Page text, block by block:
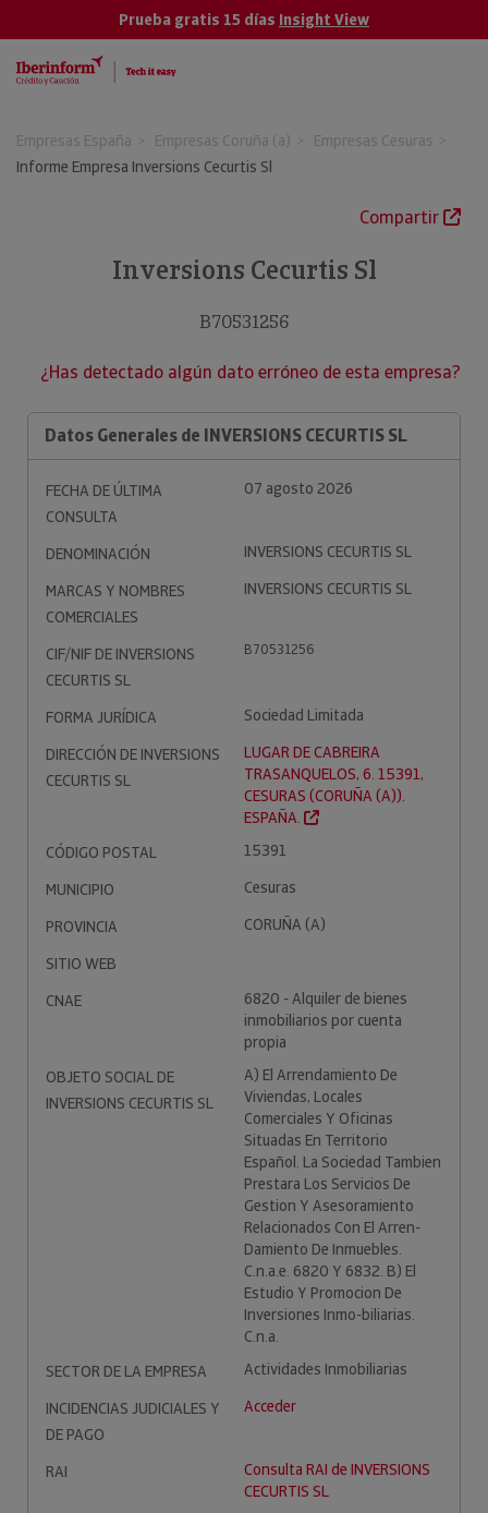
Prueba gratis 15 días Insight View
Empresas España Empresas Coruña (a)
Empresas Cesuras
Informe Empresa Inversions Cecurtis Sl
Compartir
Inversions Cecurtis Sl
B70531256
¿Has detectado algún dato erróneo de esta empresa?
Datos Generales de INVERSIONS CECURTIS SL
FECHA DE ÚLTIMA
CONSULTA
07 agosto 2026
DENOMINACIÓN
INVERSIONS CECURTIS SL
MARCAS Y NOMBRES
COMERCIALES
INVERSIONS CECURTIS SL
CIF/NIF DE INVERSIONS
CECURTIS SL
B70531256
FORMA JURÍDICA
Sociedad Limitada
DIRECCIÓN DE INVERSIONS
CECURTIS SL
LUGAR DE CABREIRA
TRASANQUELOS, 6. 15391,
CESURAS (CORUÑA (A)).
ESPAÑA.
CÓDIGO POSTAL
15391
MUNICIPIO
Cesuras
PROVINCIA
CORUÑA (A)
SITIO WEB
CNAE
6820 - Alquiler de bienes
inmobiliarios por cuenta
propia
OBJETO SOCIAL DE
INVERSIONS CECURTIS SL
A) El Arrendamiento De
Viviendas, Locales
Comerciales Y Oficinas
Situadas En Territorio
Español. La Sociedad Tambien
Prestara Los Servicios De
Gestion Y Asesoramiento
Relacionados Con El Arren-
Damiento De Inmuebles.
C.n.a.e. 6820 Y 6832. B) El
Estudio Y Promocion De
Inversiones Inmo-biliarias.
C.n.a.
SECTOR DE LA EMPRESA
Actividades Inmobiliarias
INCIDENCIAS JUDICIALES Y
DE PAGO
Acceder
RAI
Consulta RAI de INVERSIONS
CECURTIS SL